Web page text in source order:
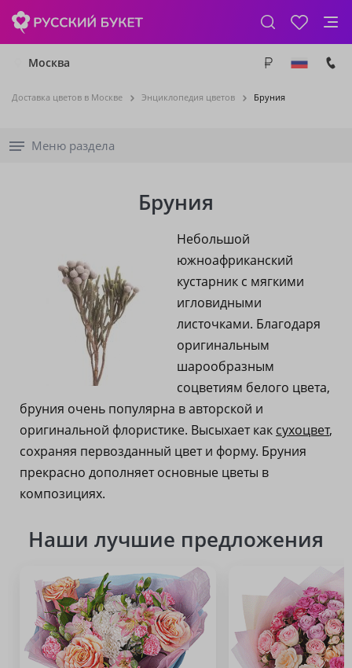
Москва
Доставка цветов в Москве Энциклопедия цветов Бруния
Меню раздела
Бруния
Небольшой
южноафриканский
кустарник с мягкими
игловидными
листочками. Благодаря
оригинальным
шарообразным
соцветиям белого цвета,
бруния очень популярна в авторской и
оригинальной флористике. Высыхает как сухоцвет,
сохраняя первозданный цвет и форму. Бруния
прекрасно дополняет основные цветы в
композициях.
Наши лучшие предложения